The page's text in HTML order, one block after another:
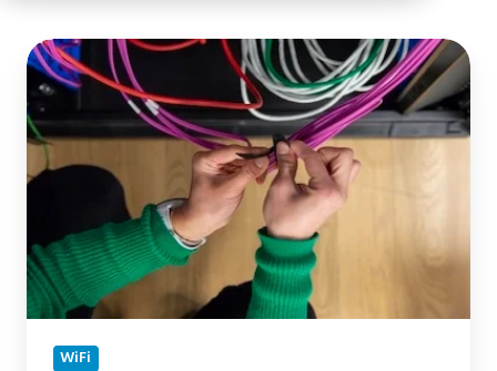
La
meilleure
décision
6G
que
pouvez
prendre
en
WiFi